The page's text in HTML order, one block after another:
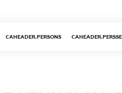
CAHEADER.PERSONS